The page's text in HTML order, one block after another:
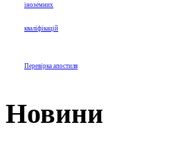
іноземних
кваліфікацій
Перевірка апостиля
Новини